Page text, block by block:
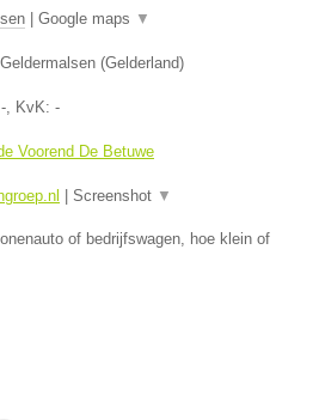
Google maps ▼
Geldermalsen (Gelderland)
- , KvK: -
Voorend De Betuwe
Screenshot ▼
of bedrijfswagen, hoe klein of